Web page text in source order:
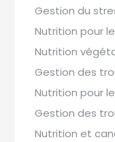
Gestion du
Nutrition pour
Nutrition
Gestion des
Nutrition pour
Gestion des
Nutrition et